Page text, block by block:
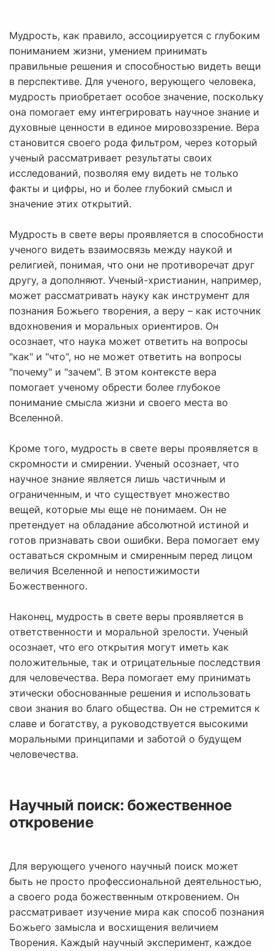
Мудрость, как правило, ассоциируется с глубоким
пониманием жизни, умением принимать
правильные решения и способностью видеть вещи
в перспективе. Для ученого, верующего человека,
мудрость приобретает особое значение, поскольку
она помогает ему интегрировать научное знание и
духовные ценности в единое мировоззрение. Вера
становится своего рода фильтром, через который
ученый рассматривает результаты своих
исследований, позволяя ему видеть не только
факты и цифры, но и более глубокий смысл и
значение этих открытий.
Мудрость в свете веры проявляется в способности
ученого видеть взаимосвязь между наукой и
религией, понимая, что они не противоречат друг
другу, а дополняют. Ученый-христианин, например,
может рассматривать науку как инструмент для
познания Божьего творения, а веру – как источник
вдохновения и моральных ориентиров. Он
осознает, что наука может ответить на вопросы
"как" и "что", но не может ответить на вопросы
"почему" и "зачем". В этом контексте вера
помогает ученому обрести более глубокое
понимание смысла жизни и своего места во
Вселенной.
Кроме того, мудрость в свете веры проявляется в
скромности и смирении. Ученый осознает, что
научное знание является лишь частичным и
ограниченным, и что существует множество
вещей, которые мы еще не понимаем. Он не
претендует на обладание абсолютной истиной и
готов признавать свои ошибки. Вера помогает ему
оставаться скромным и смиренным перед лицом
величия Вселенной и непостижимости
Божественного.
Наконец, мудрость в свете веры проявляется в
ответственности и моральной зрелости. Ученый
осознает, что его открытия могут иметь как
положительные, так и отрицательные последствия
для человечества. Вера помогает ему принимать
этически обоснованные решения и использовать
свои знания во благо общества. Он не стремится к
славе и богатству, а руководствуется высокими
моральными принципами и заботой о будущем
человечества.
Научный поиск: божественное
откровение
Для верующего ученого научный поиск может
быть не просто профессиональной деятельностью,
а своего рода божественным откровением. Он
рассматривает изучение мира как способ познания
Божьего замысла и восхищения величием
Творения. Каждый научный эксперимент, каждое